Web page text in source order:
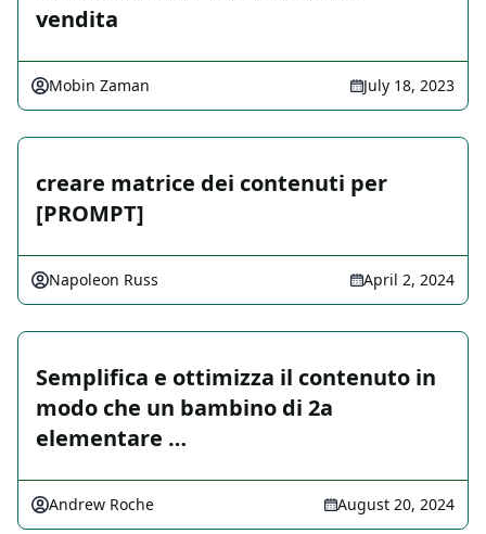
vendita
Mobin Zaman July 18, 2023
creare matrice dei contenuti per
[PROMPT]
Napoleon Russ April 2, 2024
Semplifica e ottimizza il contenuto in
modo che un bambino di 2a
elementare …
Andrew Roche August 20, 2024